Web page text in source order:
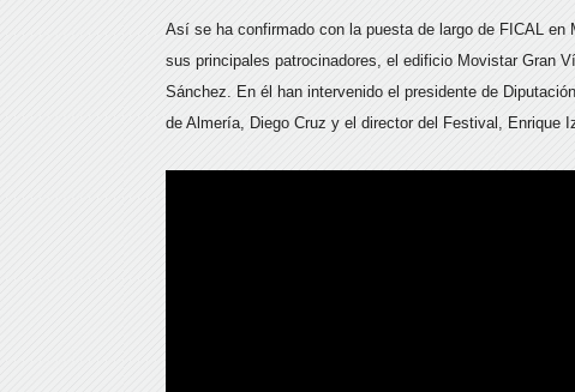
Así se ha confirmado con la puesta de largo de FICAL
sus principales patrocinadores, el edificio Movistar Gran
Sánchez. En él han intervenido el presidente de
de Almería, Diego Cruz y el director del Festival, Enrique